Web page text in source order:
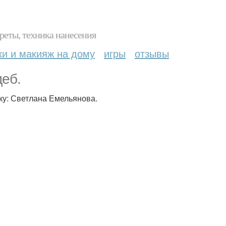
техника нанесения
и макияж на дому игры отзывы
Светлана Емельянова.